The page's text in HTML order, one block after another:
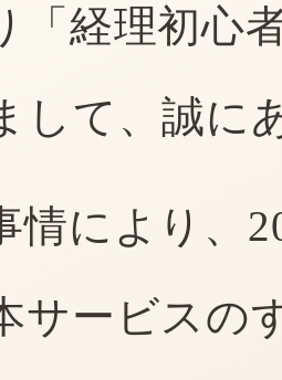
「経理初心
して、誠に
情により、
サービスの